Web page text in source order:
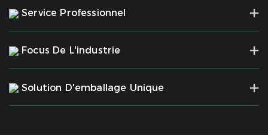
Service Professionnel
Focus De L'industrie
Solution D'emballage Unique